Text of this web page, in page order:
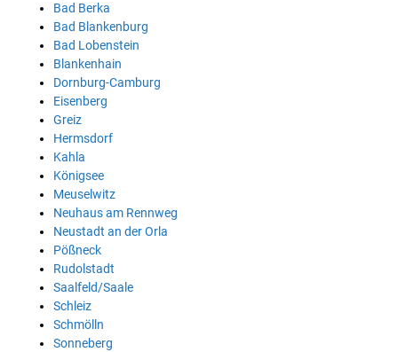
Bad Berka
Bad Blankenburg
Bad Lobenstein
Blankenhain
Dornburg-Camburg
Eisenberg
Greiz
Hermsdorf
Kahla
Königsee
Meuselwitz
Neuhaus am Rennweg
Neustadt an der Orla
Pößneck
Rudolstadt
Saalfeld/Saale
Schleiz
Schmölln
Sonneberg